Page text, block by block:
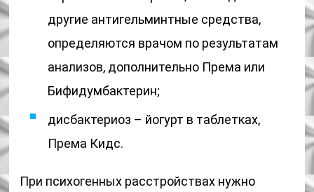
другие антигельминтные средства,
определяются врачом по результатам
анализов, дополнительно Према или
Бифидумбактерин;
дисбактериоз – йогурт в таблетках,
Према Кидс.
При психогенных расстройствах нужно